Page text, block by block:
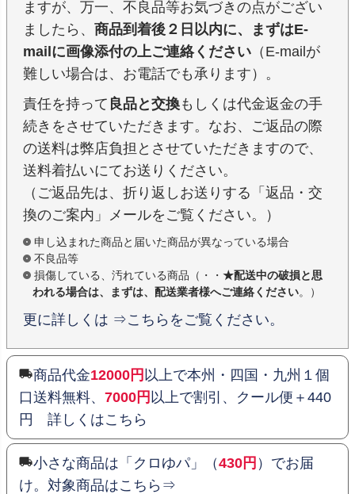
ますが、万一、不良品等お気づきの点がござい
ましたら、 商品到着後２日以内に、まずはE-
mailに画像添付の上ご連絡ください （E-mailが
難しい場合は、お電話でも承ります）。
責任を持って 良品と交換もしくは代金返金の手
続きをさせていただきます。なお、ご返品の際
の送料は弊店負担とさせていただきますので、
送料着払いにてお送りください。
（ご返品先は、折り返しお送りする「返品・交
換のご案内」メールをご覧ください。）
申し込まれた商品と届いた商品が異なっている場合
不良品等
損傷している、汚れている商品（・・ ★配送中の破損と思
われる場合は、まずは、配送業者様へご連絡ください。）
更に詳しくは ⇒こちらをご覧ください。
商品代金12000円 以上で本州・四国・九州１個
口送料無料、 7000円 以上で割引、クール便＋440
円 詳しくはこちら
小さな商品は「クロゆパ」（430円 ）でお届
け。対象商品はこちら⇒